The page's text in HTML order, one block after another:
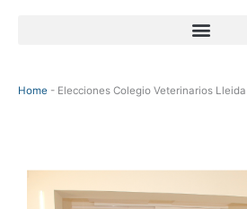
Menú
Home - Elecciones Colegio Veterinarios Lleida